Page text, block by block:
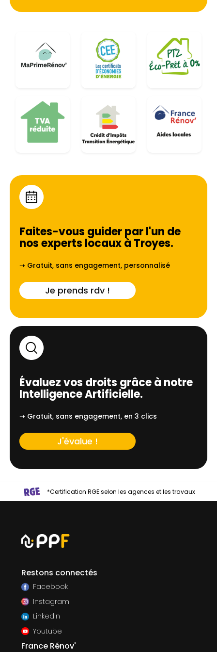
Faites-vous guider par l'un de
nos experts locaux à Troyes.
➝ Gratuit, sans engagement, personnalisé
Je prends rdv !
Évaluez vos droits grâce à notre
Intelligence Artificielle.
➝ Gratuit, sans engagement, en 3 clics
J'évalue !
*Certification RGE selon les agences et les travaux
Restons connectés
Facebook
Instagram
LinkedIn
Youtube
France Rénov'